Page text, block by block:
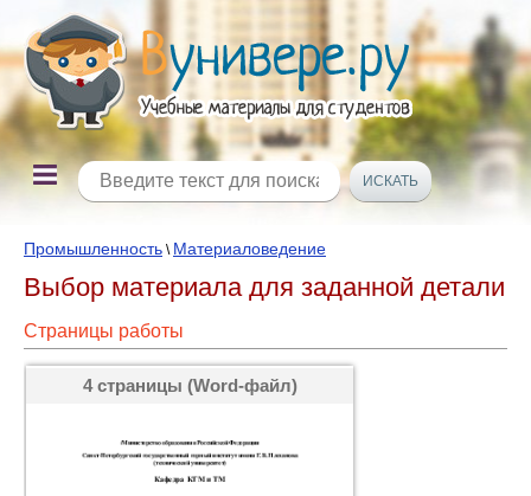
Промышленность \ Материаловедение
Выбор материала для заданной детали
Страницы работы
4 страницы (Word-файл)